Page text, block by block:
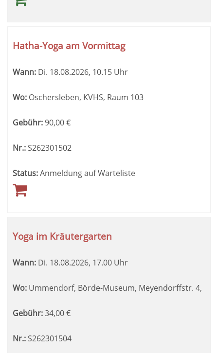
Hatha-Yoga am Vormittag
Wann: Di. 18.08.2026, 10.15 Uhr
Wo: Oschersleben, KVHS, Raum 103
Gebühr: 90,00€
Nr.:S262301502
Status:Anmeldung auf Warteliste
Yoga im Kräutergarten
Wann: Di. 18.08.2026, 17.00 Uhr
Wo: Ummendorf, Börde-Museum, Meyendorffstr. 4,
Gebühr:34,00€
Nr.: S262301504